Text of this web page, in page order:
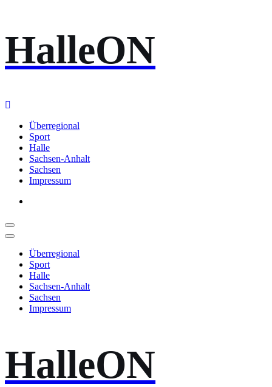
Inhalt
springen
HalleON
Überregional
Sport
Halle
Sachsen-Anhalt
Sachsen
Impressum
Überregional
Sport
Halle
Sachsen-Anhalt
Sachsen
Impressum
HalleON